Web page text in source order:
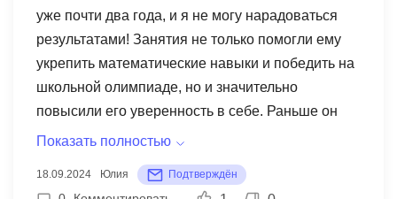
уже почти два года, и я не могу нарадоваться
результатами! Занятия не только помогли ему
укрепить математические навыки и победить на
школьной олимпиаде, но и значительно
повысили его уверенность в себе. Раньше он
стеснялся отвечать на уроках, а теперь с
Кроме того, занятия развили у него логическое
Показать полностью
18.09.2024 Юлия Подтверждён